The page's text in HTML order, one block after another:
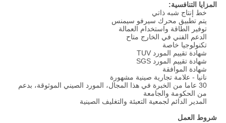
المزايا التنافسية:
خط إنتاج شبه ذاتي
يتم تطبيق محرك سيرفو سيمنس
توفير الطاقة واستخدام العمالة
الدعم الفني في الخارج متاح
تكنولوجيا خاصة
شهادة تقييم المورد TUV
شهادة تقييم المورد SGS
شهادة الموافقة
نانيا - علامة تجارية صينية مشهورة
30 عاما من الخبرة في هذا المجال، المورد الصيني الموثوقة، بدعم
من الحكومة والجامعة
المدير الدائم لجمعية التعبئة والتغليف الصينية
شروط العمل